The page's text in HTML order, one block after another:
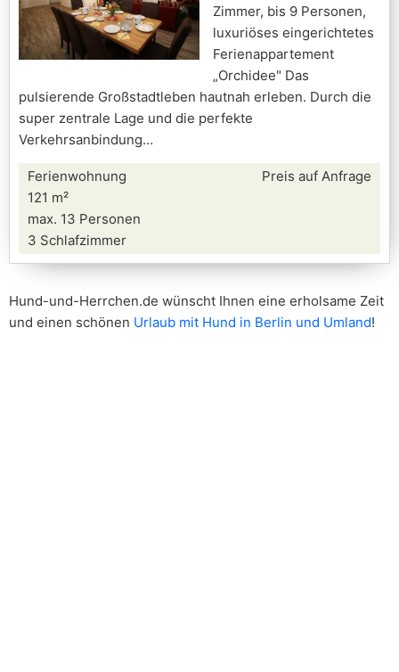
Zimmer, bis 9 Personen,
luxuriöses eingerichtetes
Ferienappartement
„Orchidee" Das
pulsierende Großstadtleben hautnah erleben. Durch die
super zentrale Lage und die perfekte
Verkehrsanbindung
Ferienwohnung
121 m²
max. 13 Personen
3 Schlafzimmer
Preis auf Anfrage
Hund-und-Herrchen.de wünscht Ihnen eine erholsame Zeit
und einen schönen Urlaub mit Hund in Berlin und Umland!